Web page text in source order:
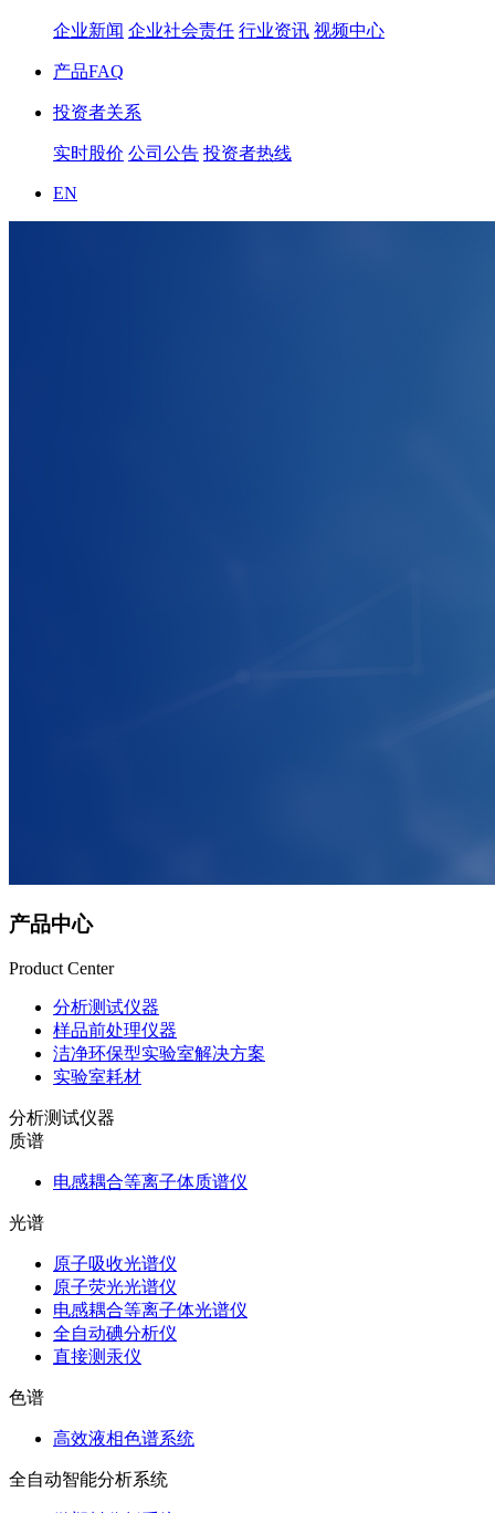
企业新闻 企业社会责任 行业资讯 视频中心
产品FAQ
投资者关系
实时股价 公司公告 投资者热线
EN
产品中心
Product Center
分析测试仪器
样品前处理仪器
洁净环保型实验室解决方案
实验室耗材
分析测试仪器
质谱
电感耦合等离子体质谱仪
光谱
原子吸收光谱仪
原子荧光光谱仪
电感耦合等离子体光谱仪
全自动碘分析仪
直接测汞仪
色谱
高效液相色谱系统
全自动智能分析系统